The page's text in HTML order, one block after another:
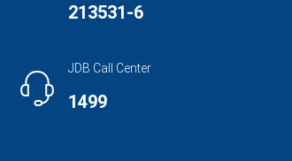
213531-6
JDB Call Center
1499